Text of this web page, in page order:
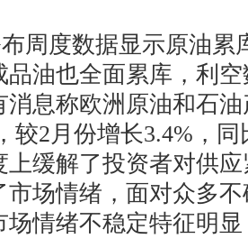
度数据显示原油累
品油也全面累库，利
消息称欧洲原油和石
较2月份增长3.4%，
上缓解了投资者对供
市场情绪，面对众多
场情绪不稳定特征明